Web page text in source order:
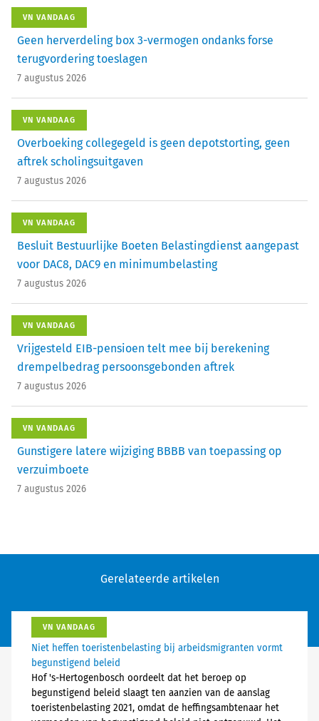
VN VANDAAG
Geen herverdeling box 3-vermogen ondanks forse
terugvordering toeslagen
7 augustus 2026
VN VANDAAG
Overboeking collegegeld is geen depotstorting, geen
aftrek scholingsuitgaven
7 augustus 2026
VN VANDAAG
Besluit Bestuurlijke Boeten Belastingdienst aangepast
voor DAC8, DAC9 en minimumbelasting
7 augustus 2026
VN VANDAAG
Vrijgesteld EIB-pensioen telt mee bij berekening
drempelbedrag persoonsgebonden aftrek
7 augustus 2026
VN VANDAAG
Gunstigere latere wijziging BBBB van toepassing op
verzuimboete
7 augustus 2026
Gerelateerde artikelen
VN VANDAAG
Niet heffen toeristenbelasting bij arbeidsmigranten vormt
begunstigend beleid
Hof 's-Hertogenbosch oordeelt dat het beroep op
begunstigend beleid slaagt ten aanzien van de aanslag
toeristenbelasting 2021, omdat de heffingsambtenaar het